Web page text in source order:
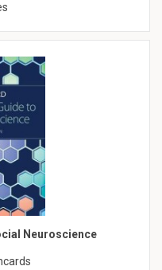
Neuroscience